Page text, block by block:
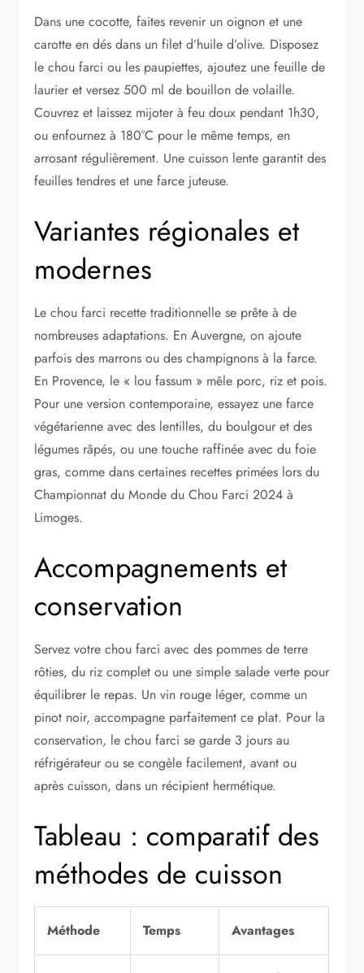
Dans une cocotte, faites revenir un oignon et une
carotte en dés dans un filet d’huile d’olive. Disposez
le chou farci ou les paupiettes, ajoutez une feuille de
laurier et versez 500 ml de bouillon de volaille.
Couvrez et laissez mijoter à feu doux pendant 1h30,
ou enfournez à 180°C pour le même temps, en
arrosant régulièrement. Une cuisson lente garantit des
feuilles tendres et une farce juteuse.
Variantes régionales et
modernes
Le chou farci recette traditionnelle se prête à de
nombreuses adaptations. En Auvergne, on ajoute
parfois des marrons ou des champignons à la farce.
En Provence, le « lou fassum » mêle porc, riz et pois.
Pour une version contemporaine, essayez une farce
végétarienne avec des lentilles, du boulgour et des
légumes râpés, ou une touche raffinée avec du foie
gras, comme dans certaines recettes primées lors du
Championnat du Monde du Chou Farci 2024 à
Limoges.
Accompagnements et
conservation
Servez votre chou farci avec des pommes de terre
rôties, du riz complet ou une simple salade verte pour
équilibrer le repas. Un vin rouge léger, comme un
pinot noir, accompagne parfaitement ce plat. Pour la
conservation, le chou farci se garde 3 jours au
réfrigérateur ou se congèle facilement, avant ou
après cuisson, dans un récipient hermétique.
Tableau : comparatif des
méthodes de cuisson
Méthode Temps Avantages